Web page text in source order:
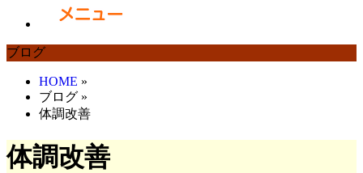
ブログ
HOME »
ブログ »
体調改善
体調改善